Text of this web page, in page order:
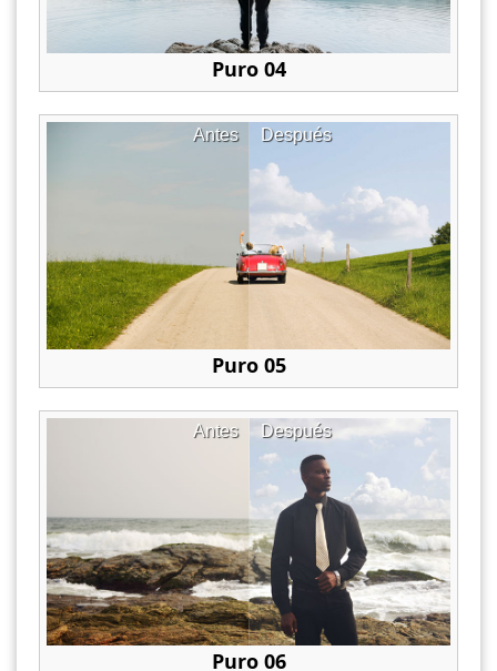
Puro 04
Después
Antes
Puro 05
Después
Antes
Puro 06